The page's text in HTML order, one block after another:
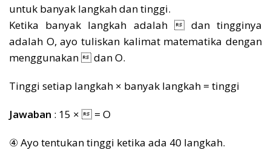
untuk banyak langkah dan tinggi.
Ketika banyak langkah adalah  dan tingginya
adalah Ο, ayo tuliskan kalimat matematika dengan
menggunakan  dan Ο.
Tinggi setiap langkah × banyak langkah = tinggi
Jawaban : 15 ×  = Ο
④ Ayo tentukan tinggi ketika ada 40 langkah.